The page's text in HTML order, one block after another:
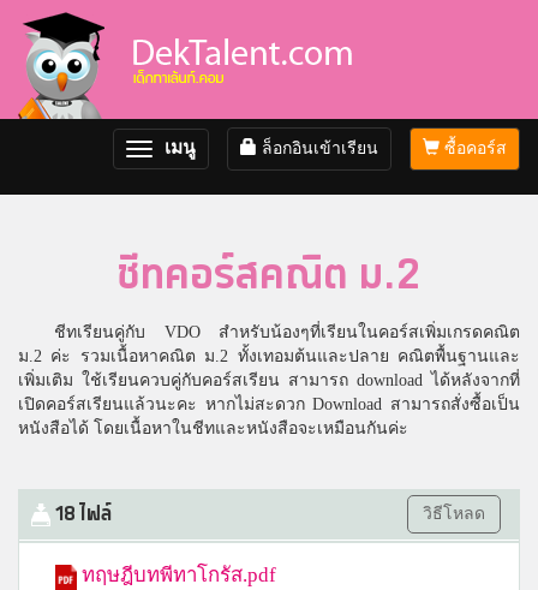
ซื้อคอร์ส
ล็อกอินเข้าเรียน
Toggle
navigation
เมนู
ชีทคอร์สคณิต ม.2
ชีทเรียนคู่กับ VDO สำหรับน้องๆที่เรียนในคอร์สเพิ่มเกรดคณิต
ม.2 ค่ะ รวมเนื้อหาคณิต ม.2 ทั้งเทอมต้นและปลาย คณิตพื้นฐานและ
เพิ่มเติม ใช้เรียนควบคู่กับคอร์สเรียน สามารถ download ได้หลังจากที่
เปิดคอร์สเรียนแล้วนะคะ หากไม่สะดวก Download สามารถสั่งซื้อเป็น
หนังสือได้ โดยเนื้อหาในชีทและหนังสือจะเหมือนกันค่ะ
18 ไฟล์ วิธีโหลด
ทฤษฎีบทพีทาโกรัส.pdf